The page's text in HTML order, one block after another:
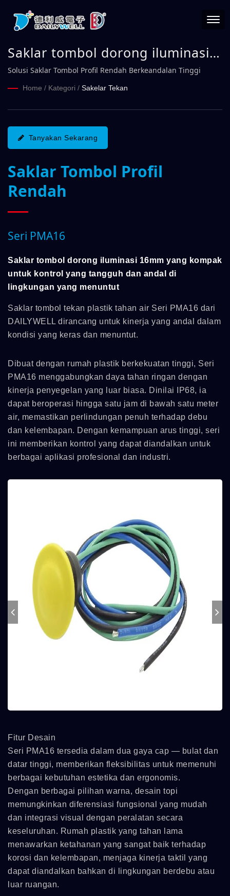
Saklar tombol dorong iluminasi
16mm yang kompak untuk
kontrol yang tangguh dan andal
di lingkungan yang menuntut
Seri PMA16 | DAILYWELL
Solusi Saklar Tombol Profil Rendah Berkeandalan Tinggi
Home / Kategori / Sakelar Tekan
Tanyakan Sekarang
Saklar Tombol Profil
Rendah
Seri PMA16
Saklar tombol dorong iluminasi 16mm yang kompak
untuk kontrol yang tangguh dan andal di
lingkungan yang menuntut
Saklar tombol tekan plastik tahan air Seri PMA16 dari
DAILYWELL dirancang untuk kinerja yang andal dalam
kondisi yang keras dan menuntut.
Dibuat dengan rumah plastik berkekuatan tinggi, Seri
PMA16 menggabungkan daya tahan ringan dengan
kinerja penyegelan yang luar biasa. Dinilai IP68, ia
dapat beroperasi hingga satu jam di bawah satu meter
air, memastikan perlindungan penuh terhadap debu
dan kelembapan. Dengan kemampuan arus tinggi, seri
ini memberikan kontrol yang dapat diandalkan untuk
berbagai aplikasi profesional dan industri.
Fitur Desain
Seri PMA16 tersedia dalam dua gaya cap — bulat dan
datar tinggi, memberikan fleksibilitas untuk memenuhi
berbagai kebutuhan estetika dan ergonomis.
Dengan berbagai pilihan warna, desain topi
memungkinkan diferensiasi fungsional yang mudah
dan integrasi visual dengan peralatan secara
keseluruhan. Rumah plastik yang tahan lama
menawarkan ketahanan yang sangat baik terhadap
korosi dan kelembapan, menjaga kinerja taktil yang
dapat diandalkan bahkan di lingkungan berdebu atau
luar ruangan.